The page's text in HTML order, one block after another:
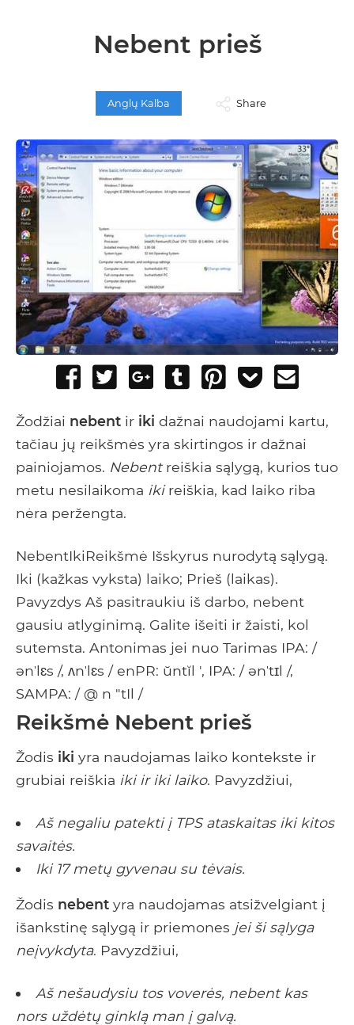
Nebent prieš
Anglų Kalba Share
Share
Facebook
Tweet
Share
Google+
Post
Tumblr
Pin
Add
Pocket
Žodžiai nebent ir iki dažnai naudojami kartu,
tačiau jų reikšmės yra skirtingos ir dažnai
painiojamos. Nebentreiškia sąlygą, kurios tuo
metu nesilaikoma ikireiškia, kad laiko riba
nėra peržengta.
NebentIkiReikšmė Išskyrus nurodytą sąlygą.
Iki (kažkas vyksta) laiko; Prieš (laikas).
Pavyzdys Aš pasitraukiu iš darbo, nebent
gausiu atlyginimą. Galite išeiti ir žaisti, kol
sutemsta. Antonimas jei nuo Tarimas IPA: /
ənˈlɛs /, ʌnˈlɛs / enPR: ŭntĭl ', IPA: / ənˈtɪl /,
SAMPA: / @ n "tIl /
Reikšmė Nebent prieš
Žodis iki yra naudojamas laiko kontekste ir
grubiai reiškia iki ir iki laiko. Pavyzdžiui,
Aš negaliu patekti į TPS ataskaitas iki kitos
savaitės.
Iki 17 metų gyvenau su tėvais.
Žodis nebent yra naudojamas atsižvelgiant į
išankstinę sąlygą ir priemones jei ši sąlyga
neįvykdyta. Pavyzdžiui,
Aš nešaudysiu tos voverės, nebent kas
nors uždėtų ginklą man į galvą.